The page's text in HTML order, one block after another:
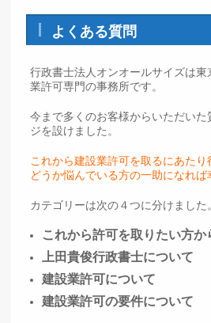
よくある質問
行政書士法人オンオールサイズは
業許可専門の事務所です。
今まで多くのお客様からいただいた
ジを設けました。
これから建設業許可を取るにあた
どうか悩んでいる方の一助になれば
カテゴリーは次の４つに分けました
これから許可を取りたい方か
上田貴俊行政書士について
建設業許可について
建設業許可の要件について